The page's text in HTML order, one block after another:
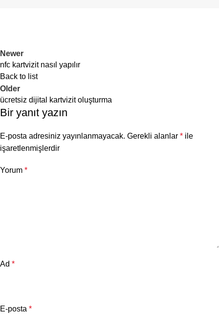
aktarılır.
Newer
nfc kartvizit nasıl yapılır
Back to list
Older
ücretsiz dijital kartvizit oluşturma
Bir yanıt yazın
E-posta adresiniz yayınlanmayacak. Gerekli alanlar * ile
işaretlenmişlerdir
Yorum *
Ad *
E-posta *